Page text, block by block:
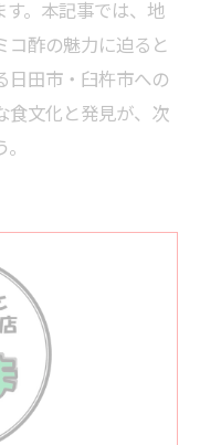
す。本記事では、地
コ酢の魅力に迫ると
日田市・臼杵市への
食文化と発見が、次